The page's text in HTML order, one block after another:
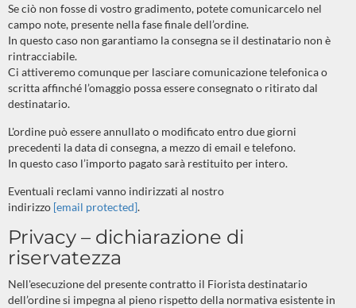
Se ciò non fosse di vostro gradimento, potete comunicarcelo nel
campo note, presente nella fase finale dell’ordine.
In questo caso non garantiamo la consegna se il destinatario non è
rintracciabile.
Ci attiveremo comunque per lasciare comunicazione telefonica o
scritta affinché l’omaggio possa essere consegnato o ritirato dal
destinatario.
L'ordine può essere annullato o modificato entro due giorni
precedenti la data di consegna, a mezzo di email e telefono.
In questo caso l’importo pagato sarà restituito per intero.
Eventuali reclami vanno indirizzati al nostro
indirizzo [email protected].
Privacy – dichiarazione di
riservatezza
Nell'esecuzione del presente contratto il Fiorista destinatario
dell’ordine si impegna al pieno rispetto della normativa esistente in